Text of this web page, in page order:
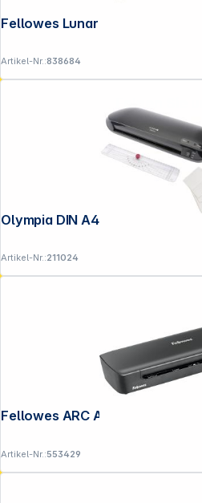
Artikel-Nr.:838684
Artikel-Nr.:211024
Artikel-Nr.:553429